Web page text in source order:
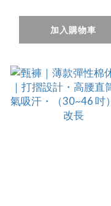
改長
加入購物車